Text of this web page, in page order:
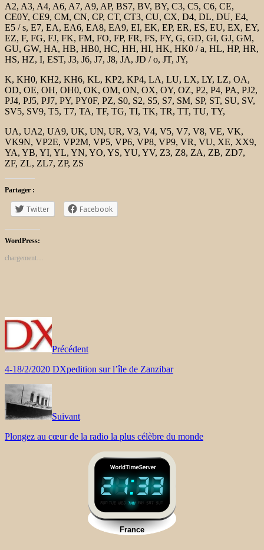
A2, A3, A4, A6, A7, A9, AP, BS7, BV, BY, C3, C5, C6, CE,
CE0Y, CE9, CM, CN, CP, CT, CT3, CU, CX, D4, DL, DU, E4,
E5 / s, E7, EA, EA6, EA8, EA9, EI, EK, EP, ER, ES, EU, EX, EY,
EZ, F, FG, FJ, FK, FM, FO, FP, FR, FS, FY, G, GD, GI, GJ, GM,
GU, GW, HA, HB, HB0, HC, HH, HI, HK, HK0 / a, HL, HP, HR,
HS, HZ, I, EST, J3, J6, J7, J8, JA, JD / o, JT, JY,
K, KH0, KH2, KH6, KL, KP2, KP4, LA, LU, LX, LY, LZ, OA,
OD, OE, OH, OH0, OK, OM, ON, OX, OY, OZ, P2, P4, PA, PJ2,
PJ4, PJ5, PJ7, PY, PY0F, PZ, S0, S2, S5, S7, SM, SP, ST, SU, SV,
SV5, SV9, T5, T7, TA, TF, TG, TI, TK, TR, TT, TU, TY,
UA, UA2, UA9, UK, UN, UR, V3, V4, V5, V7, V8, VE, VK,
VK9N, VP2E, VP2M, VP5, VP6, VP8, VP9, ​​VR, VU, XE, XX9,
YA, YB, YI, YL, YN, YO, YS, YU, YV, Z3, Z8, ZA, ZB, ZD7,
ZF, ZL, ZL7, ZP, ZS
Partager :
Twitter Facebook
WordPress:
chargement…
Précédent
4-18/2/2020 DXpedition sur l’île de Zanzibar
Suivant
Plongez au cœur de la radio la plus célèbre du monde